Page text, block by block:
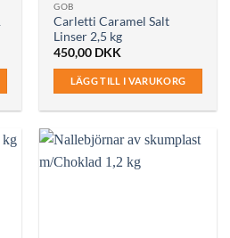
GOB
Carletti Caramel Salt
Linser 2,5 kg
450,00 DKK
LÄGG TILL I VARUKORG